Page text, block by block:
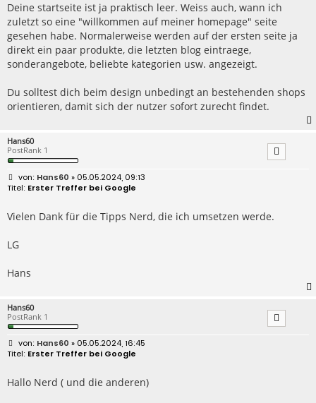
Deine startseite ist ja praktisch leer. Weiss auch, wann ich
zuletzt so eine "willkommen auf meiner homepage" seite
gesehen habe. Normalerweise werden auf der ersten seite ja
direkt ein paar produkte, die letzten blog eintraege,
sonderangebote, beliebte kategorien usw. angezeigt.
Du solltest dich beim design unbedingt an bestehenden shops
orientieren, damit sich der nutzer sofort zurecht findet.
Hans60
PostRank 1
B
e
i
r
a
Hans60 » 05.05.2024, 09:13
Erster Treffer bei Google
Vielen Dank für die Tipps Nerd, die ich umsetzen werde.
LG
Hans
Hans60
PostRank 1
B
e
r
a
Hans60 » 05.05.2024, 16:45
Erster Treffer bei Google
Hallo Nerd ( und die anderen)